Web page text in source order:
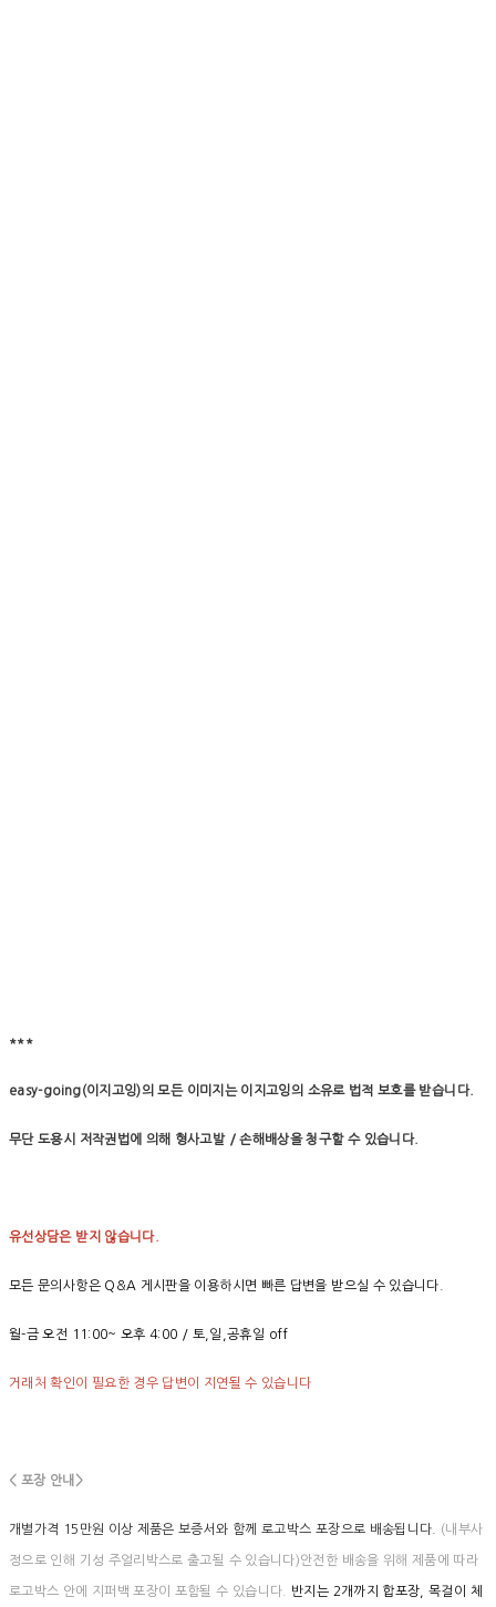
***
easy-going(이지고잉)의 모든 이미지는 이지고잉의 소유로 법적 보호를 받습니다.
무단 도용시 저작권법에 의해 형사고발 / 손해배상을 청구할 수 있습니다.
유선상담은 받지 않습니다.
모든 문의사항은 Q&A 게시판을 이용하시면 빠른 답변을 받으실 수 있습니다.
월-금 오전 11:00~ 오후 4:00 / 토,일,공휴일 off
거래처 확인이 필요한 경우 답변이 지연될 수 있습니다
< 포장 안내>
개별가격 15만원 이상 제품은 보증서와 함께 로고박스 포장으로 배송됩니다. (내부사
정으로 인해 기성 주얼리박스로 출고될 수 있습니다)안전한 배송을 위해 제품에 따라
로고박스 안에 지퍼백 포장이 포함될 수 있습니다. 반지는 2개까지 합포장, 목걸이 체